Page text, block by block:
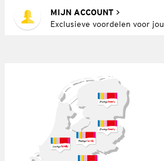
MIJN ACCOUNT
Exclusieve voordelen voor jou